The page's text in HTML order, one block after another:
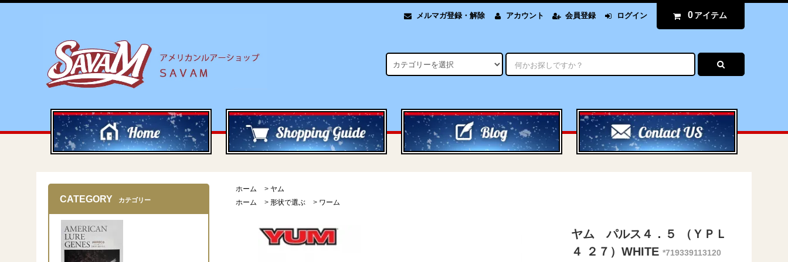
メルマガ登録・解除 アカウント 会員登録 ログイン 0 アイテム
ホーム > ヤム
ホーム
> 形状で選ぶ > ワーム
ヤム パルス４．５ （ＹＰＬ
４ ２７）WHITE *719339113120
CATEGORY カテゴリー